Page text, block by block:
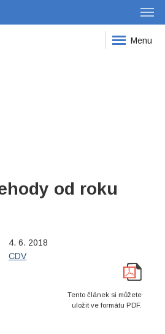
Menu
od roku
4. 6. 2018
CDV
Tento článek si můžete
uložit ve formátu PDF.